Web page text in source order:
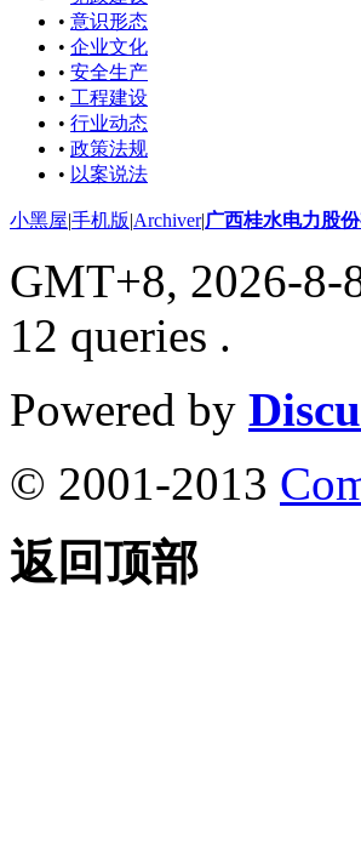
• 意识形态
• 企业文化
• 安全生产
• 工程建设
• 行业动态
• 政策法规
• 以案说法
小黑屋|手机版|Archiver|广西桂水电力股
GMT+8, 2026-8-
12 queries .
Powered by
© 2001-2013
返回顶部